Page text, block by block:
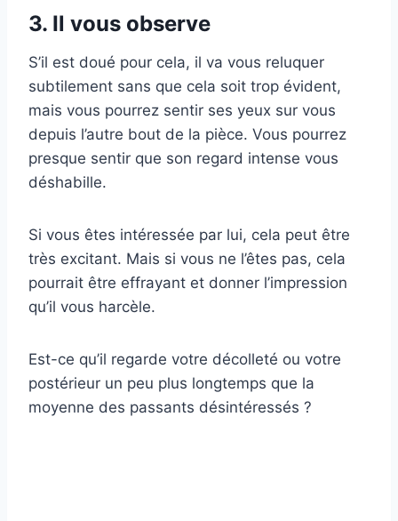
3. Il vous observe
S’il est doué pour cela, il va vous reluquer
subtilement sans que cela soit trop évident,
mais vous pourrez sentir ses yeux sur vous
depuis l’autre bout de la pièce. Vous pourrez
presque sentir que son regard intense vous
déshabille.
Si vous êtes intéressée par lui, cela peut être
très excitant. Mais si vous ne l’êtes pas, cela
pourrait être effrayant et donner l’impression
qu’il vous harcèle.
Est-ce qu’il regarde votre décolleté ou votre
postérieur un peu plus longtemps que la
moyenne des passants désintéressés ?